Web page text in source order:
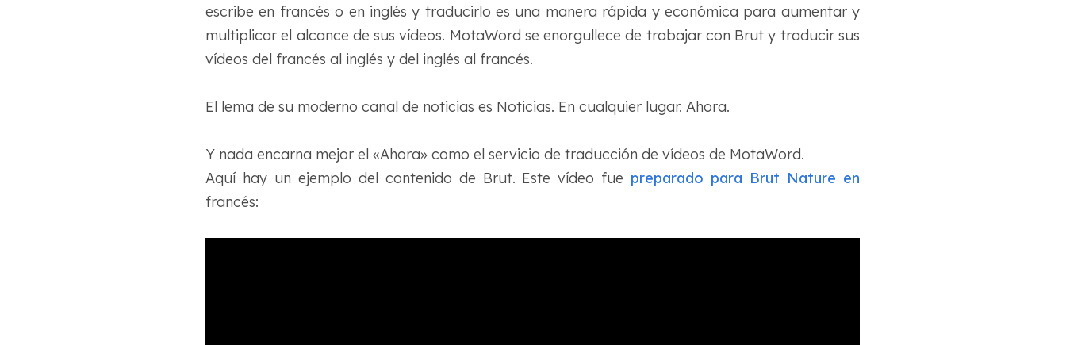
escribe en francés o en inglés y traducirlo es una manera rápida y económica para aumentar y
multiplicar el alcance de sus vídeos. MotaWord se enorgullece de trabajar con Brut y traducir sus
vídeos del francés al inglés y del inglés al francés.
El lema de su moderno canal de noticias es Noticias. En cualquier lugar. Ahora.
Y nada encarna mejor el «Ahora» como el servicio de traducción de vídeos de MotaWord.
Aquí hay un ejemplo del contenido de Brut. Este vídeo fue preparado para Brut Nature en
francés: